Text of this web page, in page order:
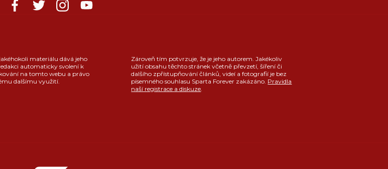
materiálu dává jeho
automaticky svolení k
na tomto webu a právo
dalšímu využití.
Zároveň tím potvrzuje, že je jeho autorem. Jakékoliv
užití obsahu těchto stránek včetně převzetí, šíření či
dalšího zpřístupňování článků, videí a fotografií je bez
písemného souhlasu Sparta Forever zakázáno. Pravidla
naší registrace a diskuze.